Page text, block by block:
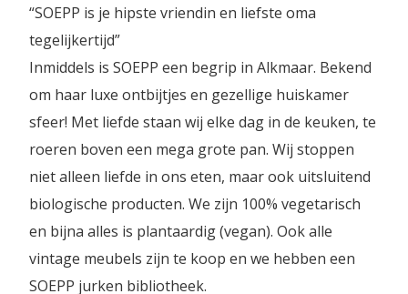
“SOEPP is je hipste vriendin en liefste oma
tegelijkertijd”
Inmiddels is SOEPP een begrip in Alkmaar. Bekend
om haar luxe ontbijtjes en gezellige huiskamer
sfeer! Met liefde staan wij elke dag in de keuken, te
roeren boven een mega grote pan. Wij stoppen
niet alleen liefde in ons eten, maar ook uitsluitend
biologische producten. We zijn 100% vegetarisch
en bijna alles is plantaardig (vegan). Ook alle
vintage meubels zijn te koop en we hebben een
SOEPP jurken bibliotheek.